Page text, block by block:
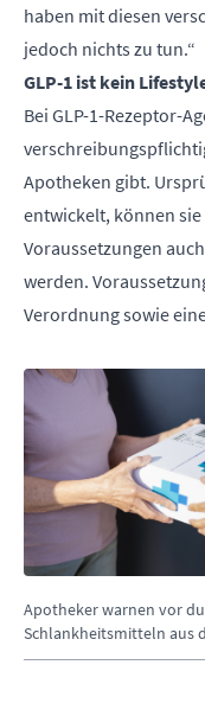
haben mit diesen
jedoch nichts zu tun.“
GLP-1 ist kein
Bei GLP-1-Rezeptor-
Apotheken gibt.
entwickelt, können
Voraussetzungen
werden.
Verordnung sowie
Apotheker warnen vor
Schlankheitsmitteln aus